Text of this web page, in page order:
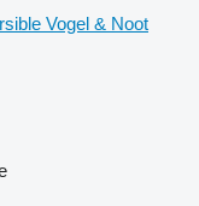
Vogel & Noot